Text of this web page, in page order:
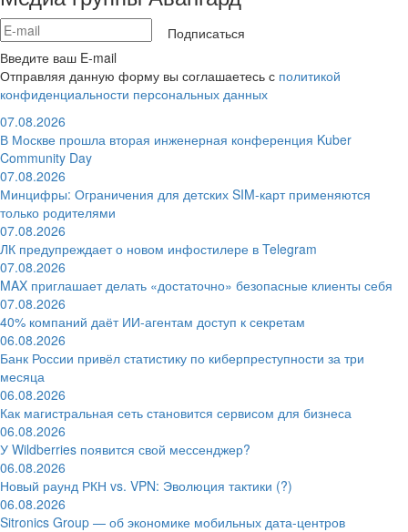
Подписаться
Введите ваш E-mail
Отправляя данную форму вы соглашаетесь с политикой
конфиденциальности персональных данных
07.08.2026
В Москве прошла вторая инженерная конференция Kuber
Community Day
07.08.2026
Минцифры: Ограничения для детских SIM-карт применяются
только родителями
07.08.2026
ЛК предупреждает о новом инфостилере в Telegram
07.08.2026
MAX приглашает делать «достаточно» безопасные клиенты себя
07.08.2026
40% компаний даёт ИИ‑агентам доступ к секретам
06.08.2026
Банк России привёл статистику по киберпреступности за три
месяца
06.08.2026
Как магистральная сеть становится сервисом для бизнеса
06.08.2026
У Wildberries появится свой мессенджер?
06.08.2026
Новый раунд РКН vs. VPN: Эволюция тактики (?)
06.08.2026
Sitronics Group — об экономике мобильных дата-центров